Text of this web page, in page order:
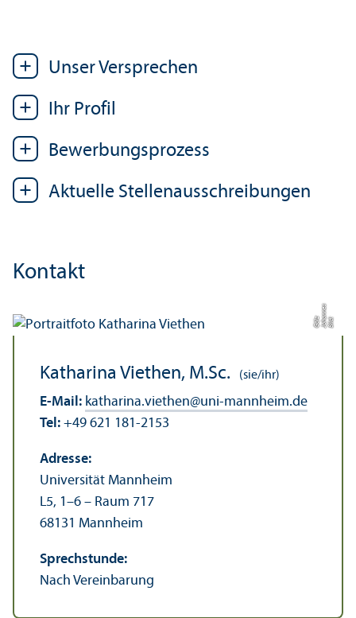
Unser Versprechen
Ihr Profil
Bewerbungs­prozess
Aktuelle Stellen­ausschreibungen
Kontakt
Bil
d:
J
o
h
a
n
n
e
sG
öl
z
Katharina Viethen, M.Sc. (sie/ihr)
E-Mail: katharina.viethen@uni-mannheim.de
Tel: +49 621 181-2153
Adresse:
Universität Mannheim
L5, 1–6 – Raum 717
68131 Mannheim
Sprechstunde:
Nach Vereinbarung